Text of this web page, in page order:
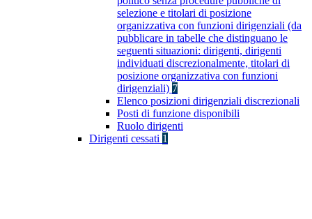
selezione e titolari di posizione
organizzativa con funzioni dirigenziali (da
pubblicare in tabelle che distinguano le
seguenti situazioni: dirigenti, dirigenti
individuati discrezionalmente, titolari di
posizione organizzativa con funzioni
dirigenziali) 7
Elenco posizioni dirigenziali discrezionali
Posti di funzione disponibili
Ruolo dirigenti
Dirigenti cessati 1